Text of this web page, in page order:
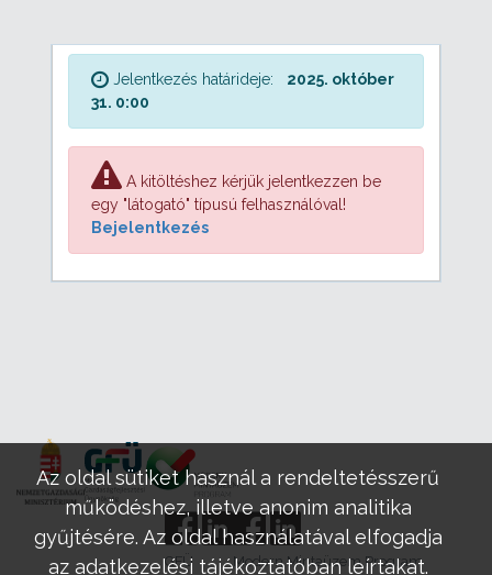
Jelentkezés határideje:
2025. október
31. 0:00
A kitöltéshez kérjük jelentkezzen be
egy "látogató" típusú felhasználóval!
Bejelentkezés
GFÜ Modern Mintaüzem Program
Az oldal sütiket használ a rendeltetésszerű
működéshez, illetve anonim analitika
gyűjtésére. Az oldal használatával elfogadja
az adatkezelési tájékoztatóban leírtakat.